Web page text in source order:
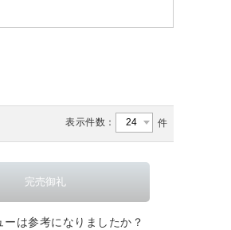
表示件数： 件
ーは参考になりましたか？